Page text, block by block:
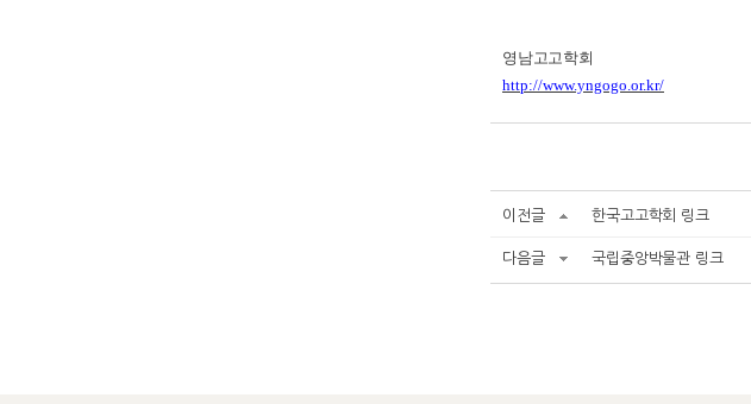
영남고고학회
http://www.yngogo.or.kr/
이전글 한국고고학회 링크
다음글 국립중앙박물관 링크